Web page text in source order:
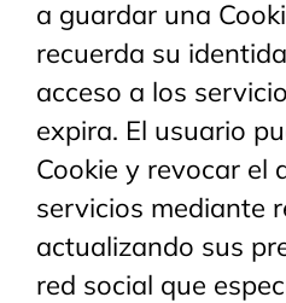
a guardar una
recuerda su
acceso a los
expira. El usuario
Cookie y revocar el
servicios mediante
actualizando sus
red social que